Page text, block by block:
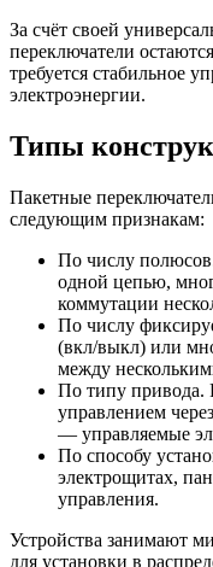
За счёт своей
переключатели
требуется стабильное
электроэнергии.
Типы
Пакетные
следующим признакам:
По числу
одной цепью,
коммутации
По числу
(вкл/выкл) или
между
По типу
управлением
— управляемые
По способу
электрощитах,
управления.
Устройства занимают
для установки в